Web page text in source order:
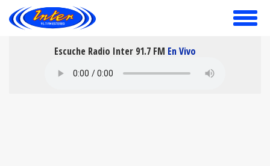
toggle
Escuche Radio Inter 91.7 FM En Vivo